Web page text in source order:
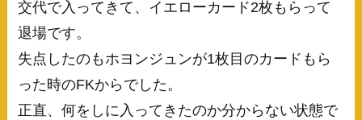
交代で入ってきて、イエローカード2枚もらって
退場です。
失点したのもホヨンジュンが1枚目のカードもら
った時のFKからでした。
正直、何をしに入ってきたのか分からない状態で